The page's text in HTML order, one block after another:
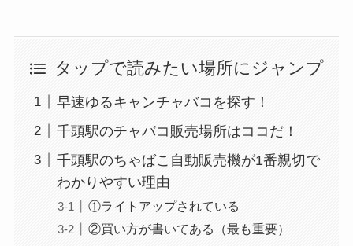
タップで読みたい場所にジャンプ
早速ゆるキャンチャバコを探す！
千頭駅のチャバコ販売場所はココだ！
千頭駅のちゃばこ自動販売機が1番親切で
わかりやすい理由
①ライトアップされている
②買い方が書いてある（最も重要）